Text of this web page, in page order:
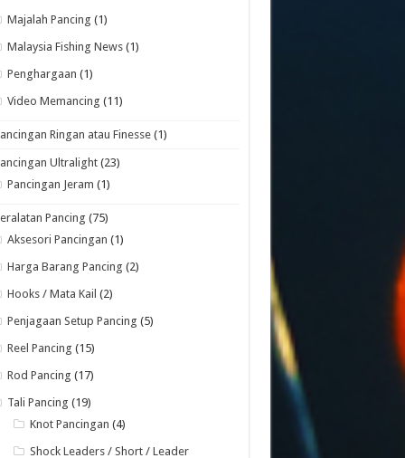
Majalah Pancing (1)
Malaysia Fishing News (1)
Penghargaan (1)
Video Memancing (11)
Ringan atau Finesse (1)
Ultralight (23)
Pancingan Jeram (1)
Pancing (75)
Aksesori Pancingan (1)
Harga Barang Pancing (2)
Hooks / Mata Kail (2)
Penjagaan Setup Pancing (5)
Reel Pancing (15)
Rod Pancing (17)
Tali Pancing (19)
Knot Pancingan (4)
Shock Leaders / Short / Leader